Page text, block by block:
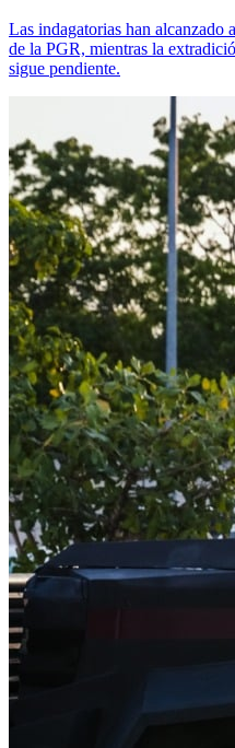
Las indagatorias han alcanzado
de la PGR, mientras la
sigue pendiente.